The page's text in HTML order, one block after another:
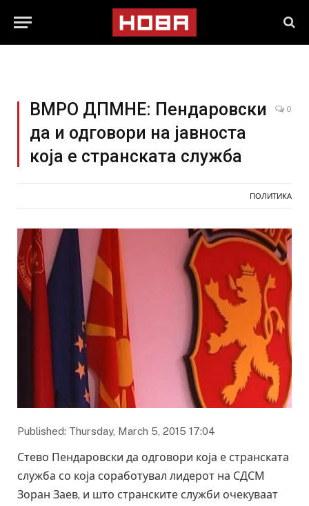
ВМРО ДПМНЕ: Пендаровски
да и одговори на јавноста
која е странската служба
0
ПОЛИТИКА
Published: Thursday, March 5, 2015 17:04
Стево Пендаровски да одговори која е странската
служба со која соработувал лидерот на СДСМ
Зоран Заев, и што странските служби очекуваат